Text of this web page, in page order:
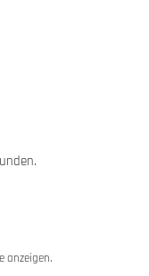
anzeigen.